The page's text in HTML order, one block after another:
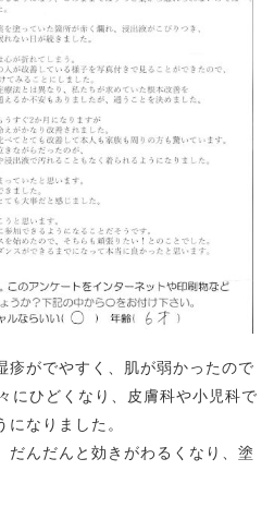
疹がでやすく、肌が弱かったので
にひどくなり、皮膚科や小児科で
なりました。
だんだんと効きがわるくなり、塗